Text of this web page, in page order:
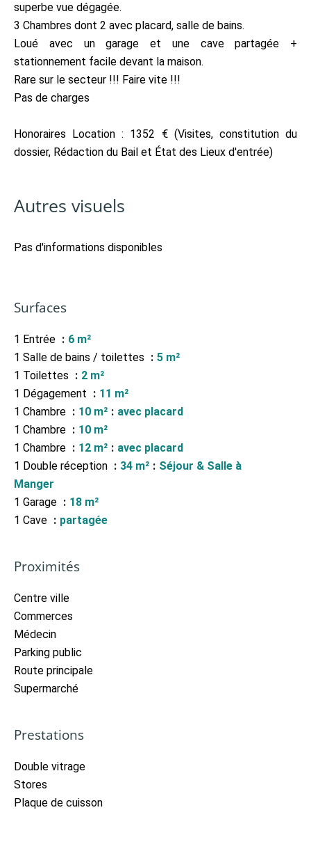
superbe vue dégagée.
3 Chambres dont 2 avec placard, salle de bains.
Loué avec un garage et une cave partagée +
stationnement facile devant la maison.
Rare sur le secteur !!! Faire vite !!!
Pas de charges
Honoraires Location : 1352 € (Visites, constitution du
dossier, Rédaction du Bail et État des Lieux d'entrée)
Autres visuels
Pas d'informations disponibles
Surfaces
1 Entrée
6 m²
1 Salle de bains / toilettes
5 m²
1 Toilettes
2 m²
1 Dégagement
11 m²
1 Chambre
10 m²
avec placard
1 Chambre
10 m²
1 Chambre
12 m²
avec placard
1 Double réception
34 m²
Séjour & Salle à
Manger
1 Garage
18 m²
1 Cave
partagée
Proximités
Centre ville
Commerces
Médecin
Parking public
Route principale
Supermarché
Prestations
Double vitrage
Stores
Plaque de cuisson